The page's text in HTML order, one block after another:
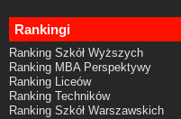
Rankingi
Ranking Szkół Wyższych
Ranking MBA Perspektywy
Ranking Liceów
Ranking Techników
Ranking Szkół Warszawskich